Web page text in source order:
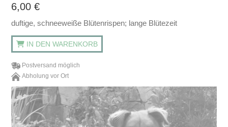
6,00€
duftige, schneeweiße Blütenrispen; lange Blütezeit
IN DEN WARENKORB
Postversand möglich
Abholung vor Ort